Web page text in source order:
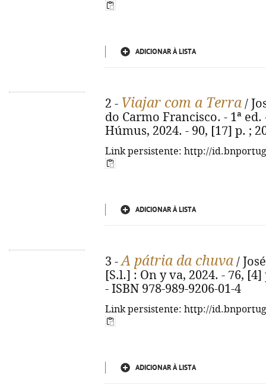
ADICIONAR À LISTA
2 - Viajar com a Terra /
do Carmo Francisco. - 1ª
Húmus, 2024. - 90, [17] p. ;
Link persistente: http://
ADICIONAR À LISTA
3 -A pátria da chuva /
[S.l.] : On y va, 2024. - 76,
- ISBN 978-989-9206-01-4
Link persistente: http://
ADICIONAR À LISTA